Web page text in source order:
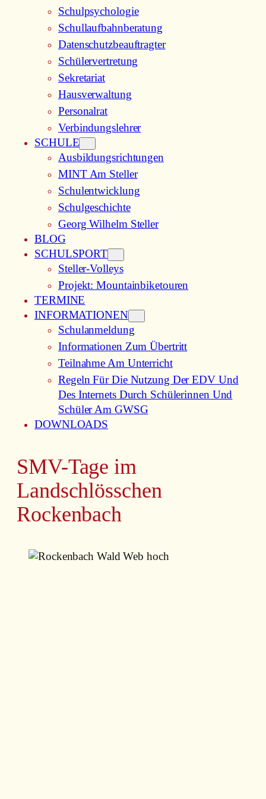
Schulpsychologie
Schullaufbahnberatung
Datenschutzbeauftragter
Schülervertretung
Sekretariat
Hausverwaltung
Personalrat
Verbindungslehrer
SCHULE
Ausbildungsrichtungen
MINT Am Steller
Schulentwicklung
Schulgeschichte
Georg Wilhelm Steller
BLOG
SCHULSPORT
Steller-Volleys
Projekt: Mountainbiketouren
TERMINE
INFORMATIONEN
Schulanmeldung
Informationen Zum Übertritt
Teilnahme Am Unterricht
Regeln Für Die Nutzung Der EDV Und
Des Internets Durch Schülerinnen Und
Schüler Am GWSG
DOWNLOADS
SMV-Tage im
Landschlösschen
Rockenbach